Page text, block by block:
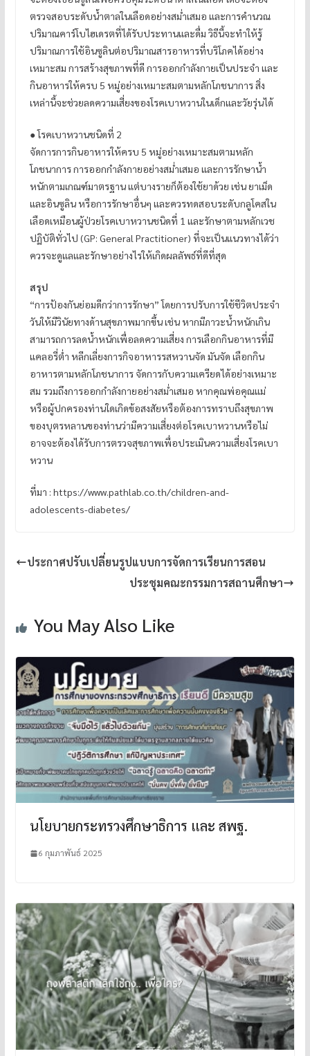
ตรวจสอบระดับน้ำตาลในเลือดอย่างสม่ำเสมอ และการคำนวณ
ปริมาณคาร์โบไฮเดรตที่ได้รับประทานและดื่ม วิธีนี้จะทำให้รู้
ปริมาณการใช้อินซูลินต่อปริมาณสารอาหารที่บริโภคได้อย่าง
เหมาะสม การสร้างสุขภาพที่ดี การออกกำลังกายเป็นประจำ และ
กินอาหารให้ครบ 5 หมู่อย่างเหมาะสมตามหลักโภชนาการ สิ่ง
เหล่านี้จะช่วยลดความเสี่ยงของโรคเบาหวานในเด็กและวัยรุ่นได้
● โรคเบาหวานชนิดที่ 2
จัดการการกินอาหารให้ครบ 5 หมู่อย่างเหมาะสมตามหลัก
โภชนาการ การออกกำลังกายอย่างสม่ำเสมอ และการรักษาน้ำ
หนักตามเกณฑ์มาตรฐาน แต่บางรายก็ต้องใช้ยาด้วย เช่น ยาเม็ด
และอินซูลิน หรือการรักษาอื่นๆ และควรทดสอบระดับกลูโคสใน
เลือดเหมือนผู้ป่วยโรคเบาหวานชนิดที่ 1 และรักษาตามหลักเวช
ปฏิบัติทั่วไป (GP: General Practitioner) ที่จะเป็นแนวทางได้ว่า
ควรจะดูแลและรักษาอย่างไรให้เกิดผลลัพธ์ที่ดีที่สุด
สรุป
“การป้องกันย่อมดีกว่าการรักษา” โดยการปรับการใช้ชีวิตประจำ
วันให้มีวินัยทางด้านสุขภาพมากขึ้น เช่น หากมีภาวะน้ำหนักเกิน
สามารถการลดน้ำหนักเพื่อลดความเสี่ยง การเลือกกินอาหารที่มี
แคลอรี่ต่ำ หลีกเลี่ยงการกิจอาหารรสหวานจัด มันจัด เลือกกิน
อาหารตามหลักโภชนาการ จัดการกับความเครียดได้อย่างเหมาะ
สม รวมถึงการออกกำลังกายอย่างสม่ำเสมอ หากคุณพ่อคุณแม่
หรือผู้ปกครองท่านใดเกิดข้อสงสัยหรือต้องการทราบถึงสุขภาพ
ของบุตรหลานของท่านว่ามีความเสี่ยงต่อโรคเบาหวานหรือไม่
อาจจะต้องได้รับการตรวจสุขภาพเพื่อประเมินความเสี่ยงโรคเบา
หวาน
ที่มา : https://www.pathlab.co.th/children-and-
adolescents-diabetes/
ประกาศปรับเปลี่ยนรูปแบบการจัดการเรียนการสอน
ประชุมคณะกรรมการสถานศึกษา
You May Also Like
นโยบายกระทรวงศึกษาธิการ และ สพฐ.
6 กุมภาพันธ์ 2025